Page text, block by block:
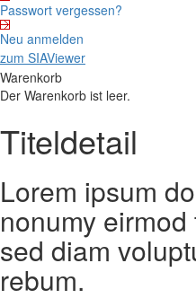
Passwort vergessen?
Neu anmelden
zum SIAViewer
Warenkorb
Der Warenkorb ist leer.
Titeldetail
Lorem ipsum
nonumy
sed diam
rebum.